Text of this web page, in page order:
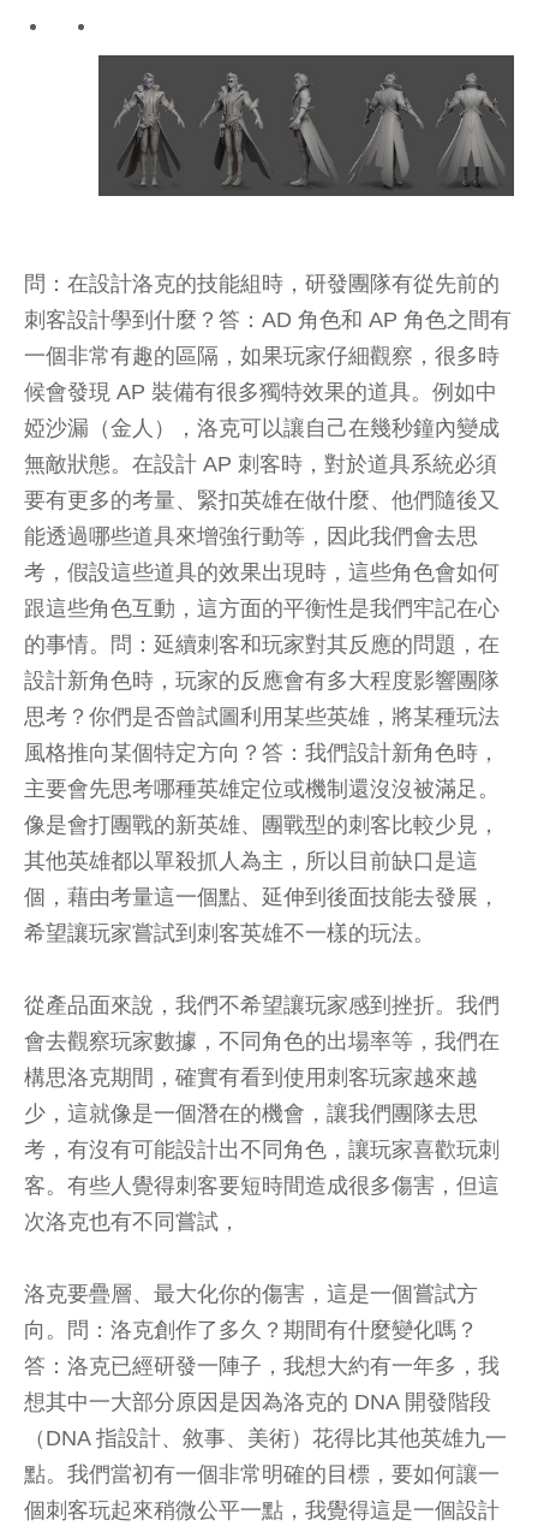
問：在設計洛克的技能組時，研發團隊有從先前的
刺客設計學到什麼？答：AD 角色和 AP 角色之間有
一個非常有趣的區隔，如果玩家仔細觀察，很多時
候會發現 AP 裝備有很多獨特效果的道具。例如中
婭沙漏（金人），洛克可以讓自己在幾秒鐘內變成
無敵狀態。在設計 AP 刺客時，對於道具系統必須
要有更多的考量、緊扣英雄在做什麼、他們隨後又
能透過哪些道具來增強行動等，因此我們會去思
考，假設這些道具的效果出現時，這些角色會如何
跟這些角色互動，這方面的平衡性是我們牢記在心
的事情。問：延續刺客和玩家對其反應的問題，在
設計新角色時，玩家的反應會有多大程度影響團隊
思考？你們是否曾試圖利用某些英雄，將某種玩法
風格推向某個特定方向？答：我們設計新角色時，
主要會先思考哪種英雄定位或機制還沒沒被滿足。
像是會打團戰的新英雄、團戰型的刺客比較少見，
其他英雄都以單殺抓人為主，所以目前缺口是這
個，藉由考量這一個點、延伸到後面技能去發展，
希望讓玩家嘗試到刺客英雄不一樣的玩法。
從產品面來說，我們不希望讓玩家感到挫折。我們
會去觀察玩家數據，不同角色的出場率等，我們在
構思洛克期間，確實有看到使用刺客玩家越來越
少，這就像是一個潛在的機會，讓我們團隊去思
考，有沒有可能設計出不同角色，讓玩家喜歡玩刺
客。有些人覺得刺客要短時間造成很多傷害，但這
次洛克也有不同嘗試，
洛克要疊層、最大化你的傷害，這是一個嘗試方
向。問：洛克創作了多久？期間有什麼變化嗎？
答：洛克已經研發一陣子，我想大約有一年多，我
想其中一大部分原因是因為洛克的 DNA 開發階段
（DNA 指設計、敘事、美術）花得比其他英雄九一
點。我們當初有一個非常明確的目標，要如何讓一
個刺客玩起來稍微公平一點，我覺得這是一個設計